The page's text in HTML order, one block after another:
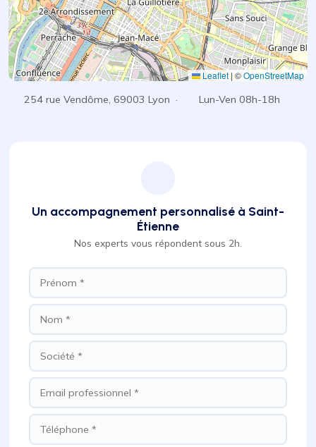
Leaflet|©OpenStreetMap
254 rue Vendôme, 69003 Lyon · Lun-Ven 08h-18h
Un accompagnement personnalisé à Saint-
Étienne
Nos experts vous répondent sous 2h.